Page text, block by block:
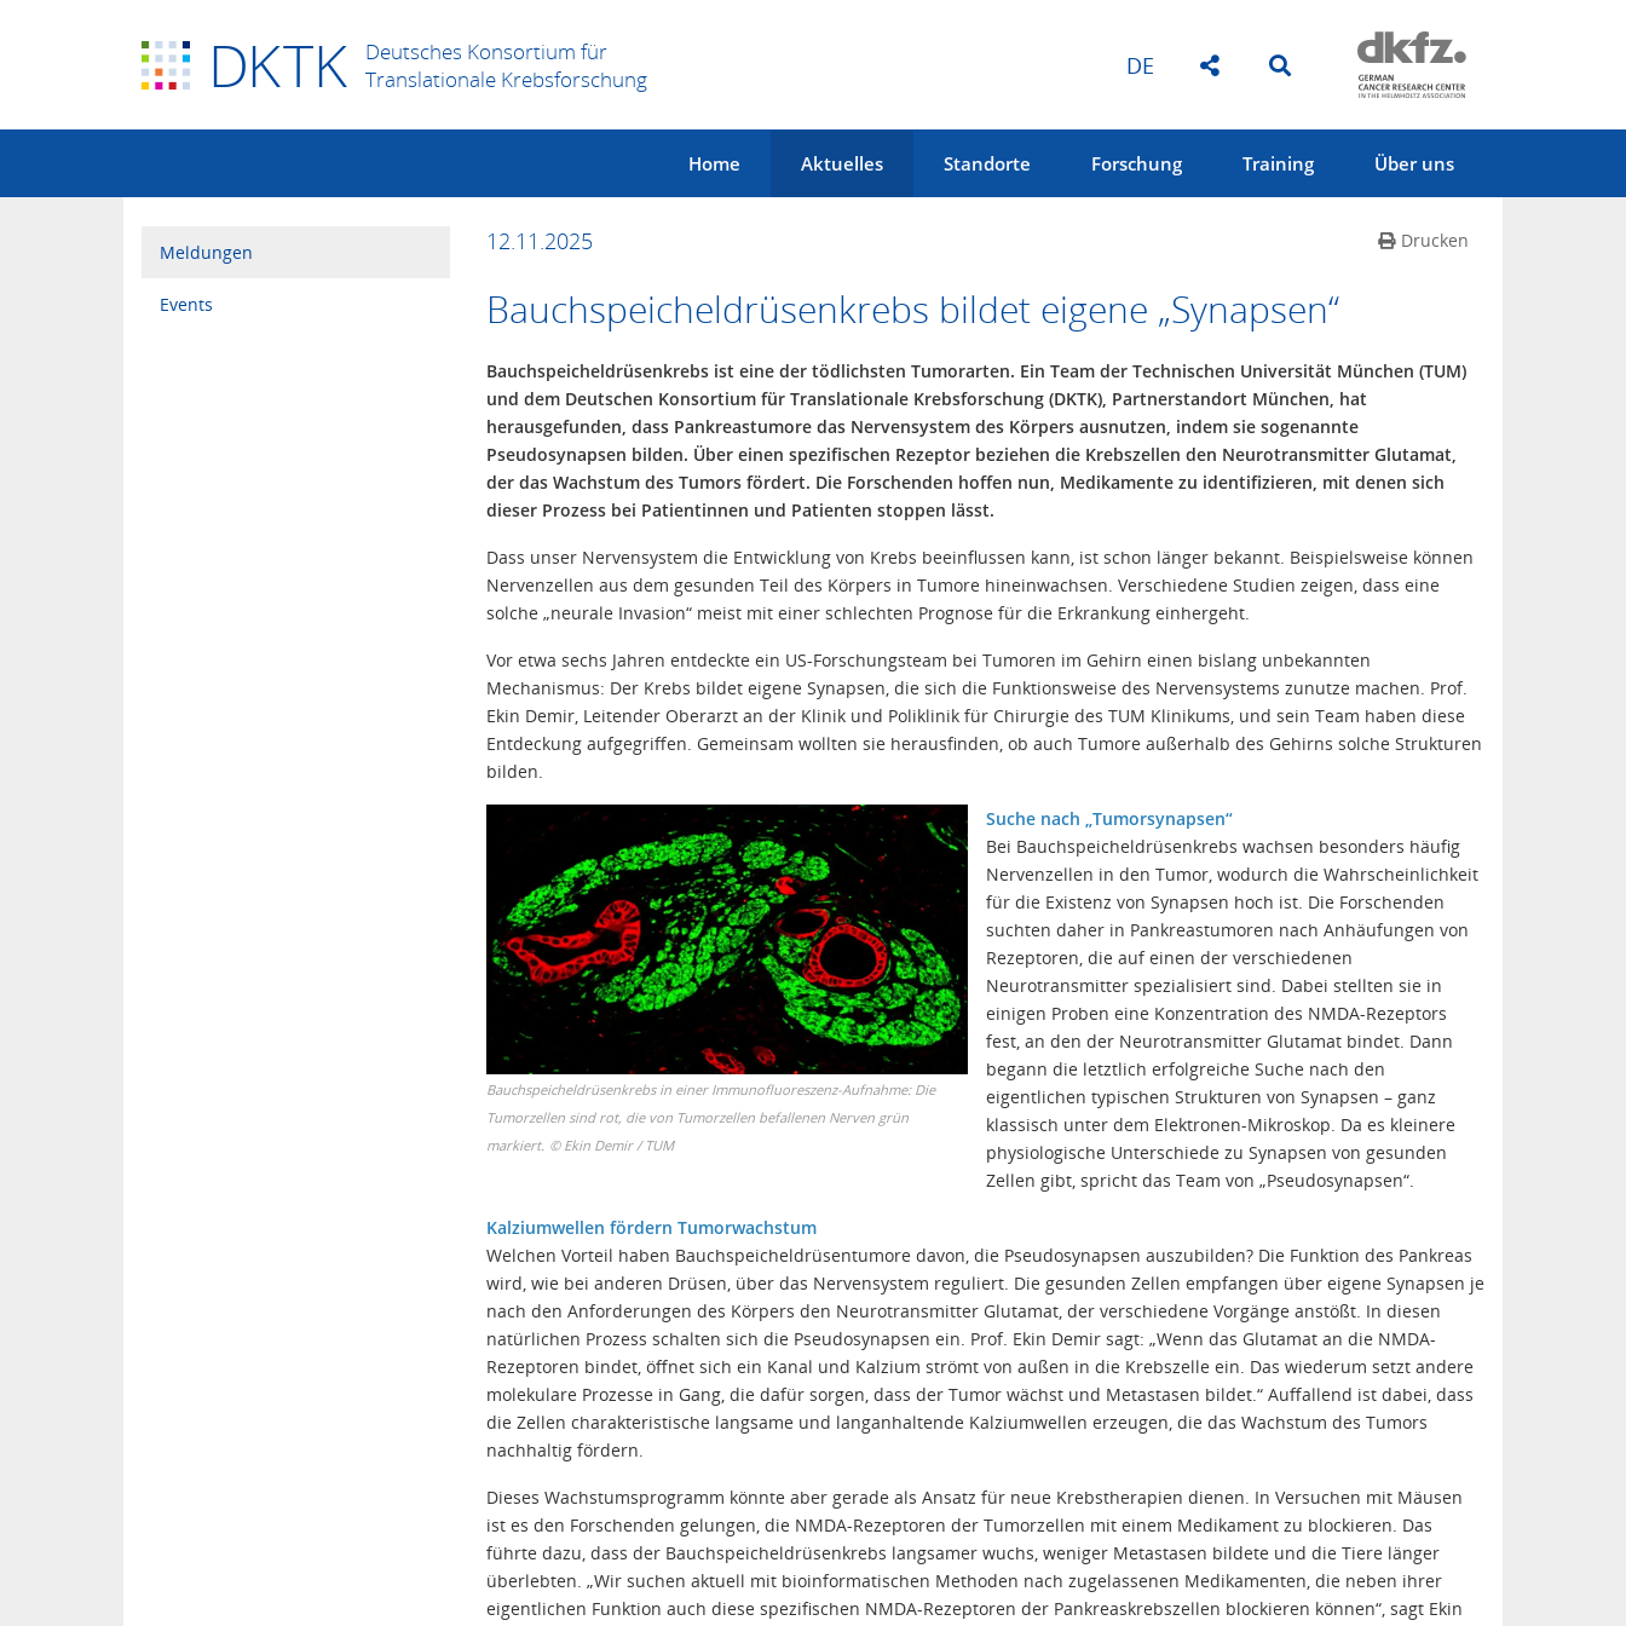
DKTK
Deutsches Konsortium für
Translationale Krebsforschung
DE
Home Aktuelles Standorte Forschung Training Über uns
Meldungen
Events
12.11.2025 Drucken
Bauchspeicheldrüsenkrebs bildet eigene „Synapsen“
Bauchspeicheldrüsenkrebs ist eine der tödlichsten Tumorarten. Ein Team der Technischen Universität München (TUM)
und dem Deutschen Konsortium für Translationale Krebsforschung (DKTK), Partnerstandort München, hat
herausgefunden, dass Pankreastumore das Nervensystem des Körpers ausnutzen, indem sie sogenannte
Pseudosynapsen bilden. Über einen spezifischen Rezeptor beziehen die Krebszellen den Neurotransmitter Glutamat,
der das Wachstum des Tumors fördert. Die Forschenden hoffen nun, Medikamente zu identifizieren, mit denen sich
dieser Prozess bei Patientinnen und Patienten stoppen lässt.
Dass unser Nervensystem die Entwicklung von Krebs beeinflussen kann, ist schon länger bekannt. Beispielsweise können
Nervenzellen aus dem gesunden Teil des Körpers in Tumore hineinwachsen. Verschiedene Studien zeigen, dass eine
solche „neurale Invasion“ meist mit einer schlechten Prognose für die Erkrankung einhergeht.
Vor etwa sechs Jahren entdeckte ein US-Forschungsteam bei Tumoren im Gehirn einen bislang unbekannten
Mechanismus: Der Krebs bildet eigene Synapsen, die sich die Funktionsweise des Nervensystems zunutze machen. Prof.
Ekin Demir, Leitender Oberarzt an der Klinik und Poliklinik für Chirurgie des TUM Klinikums, und sein Team haben diese
Entdeckung aufgegriffen. Gemeinsam wollten sie herausfinden, ob auch Tumore außerhalb des Gehirns solche Strukturen
bilden.
Bauchspeicheldrüsenkrebs in einer Immunofluoreszenz-Aufnahme: Die
Tumorzellen sind rot, die von Tumorzellen befallenen Nerven grün
markiert. ©Ekin Demir / TUM
Suche nach „Tumorsynapsen“
Bei Bauchspeicheldrüsenkrebs wachsen besonders häufig
Nervenzellen in den Tumor, wodurch die Wahrscheinlichkeit
für die Existenz von Synapsen hoch ist. Die Forschenden
suchten daher in Pankreastumoren nach Anhäufungen von
Rezeptoren, die auf einen der verschiedenen
Neurotransmitter spezialisiert sind. Dabei stellten sie in
einigen Proben eine Konzentration des NMDA-Rezeptors
fest, an den der Neurotransmitter Glutamat bindet. Dann
begann die letztlich erfolgreiche Suche nach den
eigentlichen typischen Strukturen von Synapsen – ganz
klassisch unter dem Elektronen-Mikroskop. Da es kleinere
physiologische Unterschiede zu Synapsen von gesunden
Zellen gibt, spricht das Team von „Pseudosynapsen“.
Kalziumwellen fördern Tumorwachstum
Welchen Vorteil haben Bauchspeicheldrüsentumore davon, die Pseudosynapsen auszubilden? Die Funktion des Pankreas
wird, wie bei anderen Drüsen, über das Nervensystem reguliert. Die gesunden Zellen empfangen über eigene Synapsen je
nach den Anforderungen des Körpers den Neurotransmitter Glutamat, der verschiedene Vorgänge anstößt. In diesen
natürlichen Prozess schalten sich die Pseudosynapsen ein. Prof. Ekin Demir sagt: „Wenn das Glutamat an die NMDA-
Rezeptoren bindet, öffnet sich ein Kanal und Kalzium strömt von außen in die Krebszelle ein. Das wiederum setzt andere
molekulare Prozesse in Gang, die dafür sorgen, dass der Tumor wächst und Metastasen bildet.“ Auffallend ist dabei, dass
die Zellen charakteristische langsame und langanhaltende Kalziumwellen erzeugen, die das Wachstum des Tumors
nachhaltig fördern.
Dieses Wachstumsprogramm könnte aber gerade als Ansatz für neue Krebstherapien dienen. In Versuchen mit Mäusen
ist es den Forschenden gelungen, die NMDA-Rezeptoren der Tumorzellen mit einem Medikament zu blockieren. Das
führte dazu, dass der Bauchspeicheldrüsenkrebs langsamer wuchs, weniger Metastasen bildete und die Tiere länger
überlebten. „Wir suchen aktuell mit bioinformatischen Methoden nach zugelassenen Medikamenten, die neben ihrer
eigentlichen Funktion auch diese spezifischen NMDA-Rezeptoren der Pankreaskrebszellen blockieren können“, sagt Ekin